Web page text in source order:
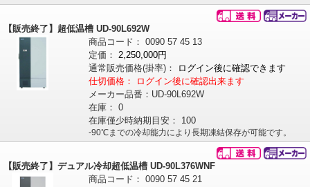
【販売終了】超低温槽 UD-90L692W
商品コード： 0090 57 45 13
定価： 2,250,000円
通常販売価格(掛率)：
ログイン後に確認できます
仕切価格：
ログイン後に確認出来ます
メーカー品番： UD-90L692W
在庫： 0
在庫僅少時納期目安：
100
-90℃までの冷却能力により長期凍結保存が可能です。
【販売終了】デュアル冷却超低温槽 UD-90L376WNF
商品コード： 0090 57 45 21